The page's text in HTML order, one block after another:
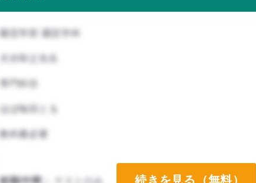
園芸学部 園芸学科
専門科目
ほぼ毎回とる
教科書必要
前期/中間：
テストのみ
続きを見る（無料）